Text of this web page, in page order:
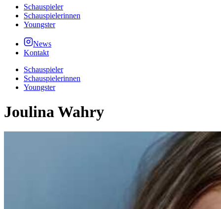
Schauspieler
Schauspielerinnen
Youngster
News
Kontakt
Schauspieler
Schauspielerinnen
Youngster
Joulina Wahry